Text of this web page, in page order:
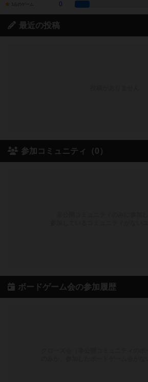
1点のゲーム 0
最近の投稿
参加コミュニティ（0）
ボードゲーム会の参加履歴